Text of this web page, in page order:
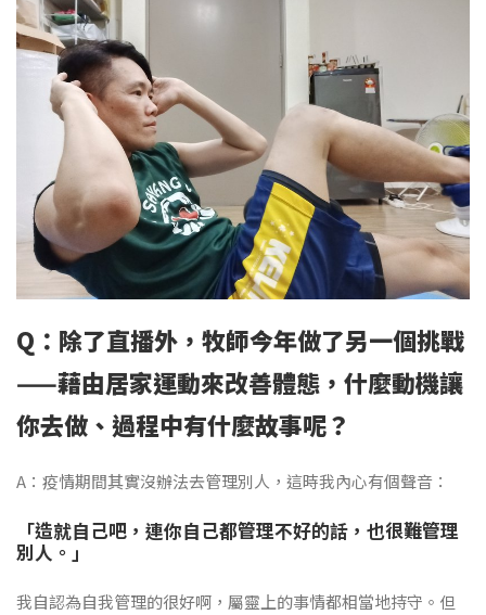
Q：除了直播外，牧師今年做了另一個挑戰
——藉由居家運動來改善體態，什麼動機讓
你去做、過程中有什麼故事呢？
A：疫情期間其實沒辦法去管理別人，這時我內心有個聲音：
「造就自己吧，連你自己都管理不好的話，也很難管理
別人。」
我自認為自我管理的很好啊，屬靈上的事情都相當地持守。但